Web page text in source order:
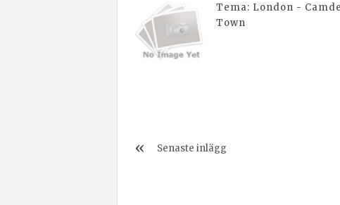
Tema: London -
Town
Senaste inlägg